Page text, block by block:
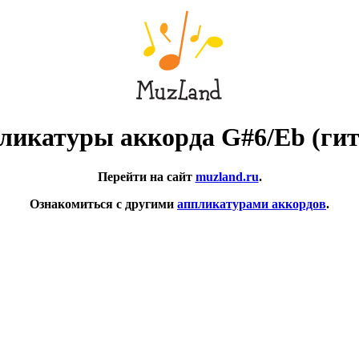
аккорда G#6/Eb
Перейти на сайт muzland.ru.
Ознакомиться с другими аппликатурами аккордов.